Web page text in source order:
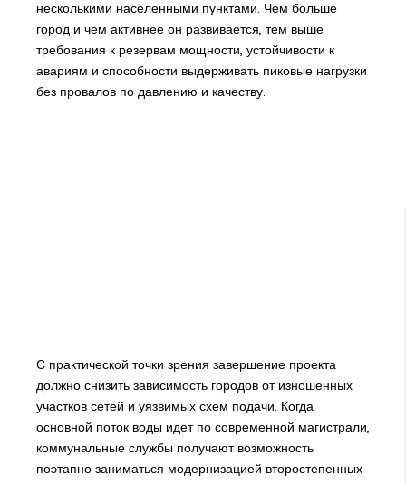
несколькими населенными пунктами. Чем больше
город и чем активнее он развивается, тем выше
требования к резервам мощности, устойчивости к
авариям и способности выдерживать пиковые нагрузки
без провалов по давлению и качеству.
С практической точки зрения завершение проекта
должно снизить зависимость городов от изношенных
участков сетей и уязвимых схем подачи. Когда
основной поток воды идет по современной магистрали,
коммунальные службы получают возможность
поэтапно заниматься модернизацией второстепенных